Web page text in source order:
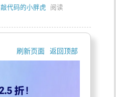
敲代码的小胖虎 阅读
刷新页面 返回顶部